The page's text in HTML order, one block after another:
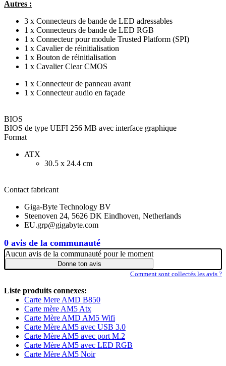
0 avis de la communauté
Autres :
3 x Connecteurs de bande de LED adressables
1 x Connecteurs de bande de LED RGB
1 x Connecteur pour module Trusted Platform (SPI)
1 x Cavalier de réinitialisation
1 x Bouton de réinitialisation
1 x Cavalier Clear CMOS
1 x Connecteur de panneau avant
1 x Connecteur audio en façade
BIOS
BIOS de type UEFI 256 MB avec interface graphique
Format
ATX
30.5 x 24.4 cm
Contact fabricant
Giga-Byte Technology BV
Steenoven 24, 5626 DK Eindhoven, Netherlands
EU.grp@gigabyte.com
Aucun avis de la communauté pour le moment
Donne ton avis
Comment sont collectés les avis ?
Liste produits connexes:
Carte Mere AMD B850
Carte mère AM5 Atx
Carte Mère AMD AM5 Wifi
Carte Mère AM5 avec USB 3.0
Carte Mère AM5 avec port M.2
Carte Mère AM5 avec LED RGB
Carte Mère AM5 Noir